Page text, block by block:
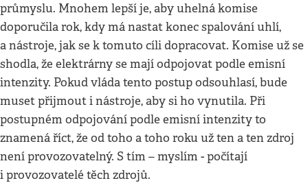
průmyslu. Mnohem lepší je, aby uhelná komise
doporučila rok, kdy má nastat konec spalování uhlí,
a nástroje, jak se k tomuto cíli dopracovat. Komise už se
shodla, že elektrárny se mají odpojovat podle emisní
intenzity. Pokud vláda tento postup odsouhlasí, bude
muset přijmout i nástroje, aby si ho vynutila. Při
postupném odpojování podle emisní intenzity to
znamená říct, že od toho a toho roku už ten a ten zdroj
není provozovatelný. S tím – myslím - počítají
i provozovatelé těch zdrojů.